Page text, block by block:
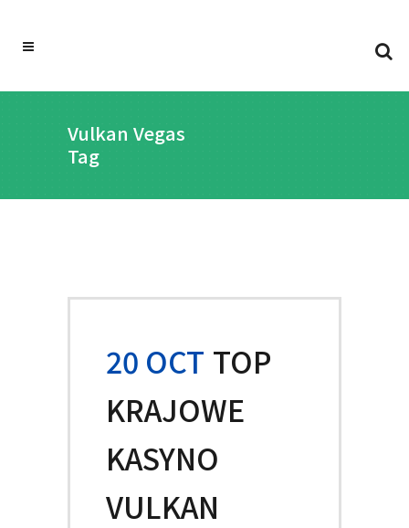
Vulkan Vegas
Tag
20 OCT TOP
KRAJOWE
KASYNO
VULKAN